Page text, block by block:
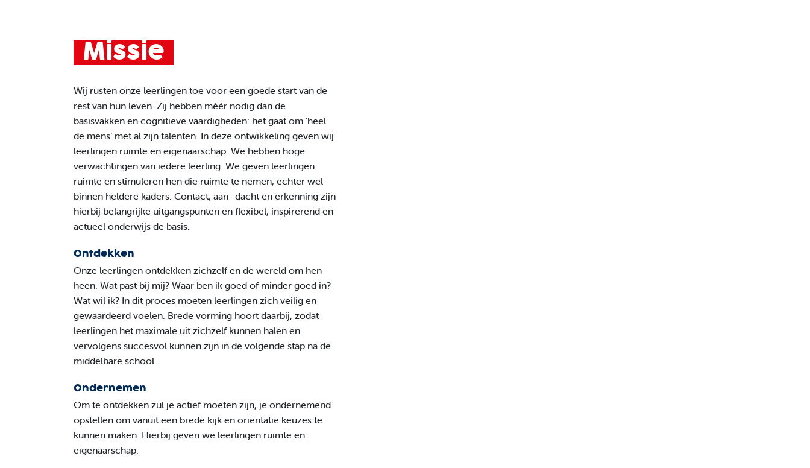
Missie
Wij rusten onze leerlingen toe voor een goede start van de
rest van hun leven. Zij hebben méér nodig dan de
basisvakken en cognitieve vaardigheden: het gaat om ‘heel
de mens’ met al zijn talenten. In deze ontwikkeling geven wij
leerlingen ruimte en eigenaarschap. We hebben hoge
verwachtingen van iedere leerling. We geven leerlingen
ruimte en stimuleren hen die ruimte te nemen, echter wel
binnen heldere kaders. Contact, aan- dacht en erkenning zijn
hierbij belangrijke uitgangspunten en flexibel, inspirerend en
actueel onderwijs de basis.
Ontdekken
Onze leerlingen ontdekken zichzelf en de wereld om hen
heen. Wat past bij mij? Waar ben ik goed of minder goed in?
Wat wil ik? In dit proces moeten leerlingen zich veilig en
gewaardeerd voelen. Brede vorming hoort daarbij, zodat
leerlingen het maximale uit zichzelf kunnen halen en
vervolgens succesvol kunnen zijn in de volgende stap na de
middelbare school.
Ondernemen
Om te ontdekken zul je actief moeten zijn, je ondernemend
opstellen om vanuit een brede kijk en oriëntatie keuzes te
kunnen maken. Hierbij geven we leerlingen ruimte en
eigenaarschap.